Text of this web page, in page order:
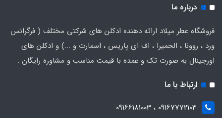
درباره ما
فروشگاه عطر میلاد ارائه دهنده ادکلن های شرکتی مختلف ( فرگرانس
ورد ، روونا ، الحمیرا ، اف ای پاریس ، اسمارت و ...) و ادکلن های
اورجینال به صورت تک و عمده با قیمت مناسب و مشاوره رایگان .
ارتباط با ما
09167772103 ، 09166181003